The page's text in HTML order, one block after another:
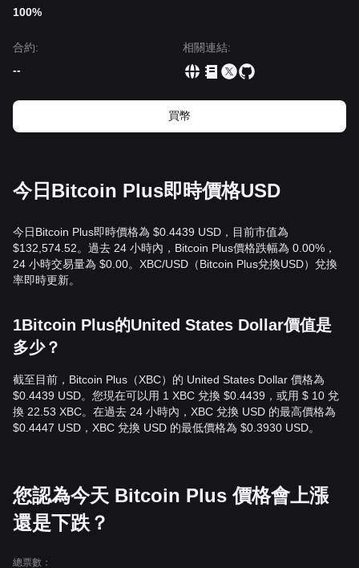
100%
合約:
--
相關連結:
買幣
今日Bitcoin Plus即時價格USD
今日Bitcoin Plus即時價格為 $0.4439 USD，目前市值為
$132,574.52。過去 24 小時內，Bitcoin Plus價格跌幅為 0.00%，
24 小時交易量為 $0.00。XBC/USD（Bitcoin Plus兌換USD）兌換
率即時更新。
1Bitcoin Plus的United States Dollar價值是
多少？
截至目前，Bitcoin Plus（XBC）的 United States Dollar 價格為
$0.4439 USD。您現在可以用 1 XBC 兌換 $0.4439，或用 $ 10 兌
換 22.53 XBC。在過去 24 小時內，XBC 兌換 USD 的最高價格為
$0.4447 USD，XBC 兌換 USD 的最低價格為 $0.3930 USD。
您認為今天 Bitcoin Plus 價格會上漲
還是下跌？
總票數：